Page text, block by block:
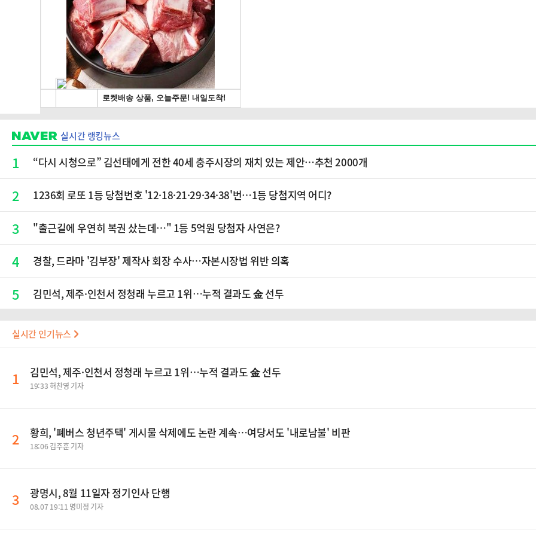
실시간 랭킹뉴스
1 “다시 시청으로” 김선태에게 전한 40세 충주시장의 재치 있는 제안…추천 2000개
2 1236회 로또 1등 당첨번호 '12·18·21·29·34·38'번…1등 당첨지역 어디?
3 "출근길에 우연히 복권 샀는데…" 1등 5억원 당첨자 사연은?
4 경찰, 드라마 '김부장' 제작사 회장 수사…자본시장법 위반 의혹
5 김민석, 제주·인천서 정청래 누르고 1위…누적 결과도 金 선두
실시간 인기뉴스
1 김민석, 제주·인천서 정청래 누르고 1위…누적 결과도 金 선두
19:33 허찬영 기자
2 황희, '폐버스 청년주택' 게시물 삭제에도 논란 계속…여당서도 '내로남불' 비판
18:06 김주훈 기자
3 광명시, 8월 11일자 정기인사 단행
08.07 19:11 명미정 기자